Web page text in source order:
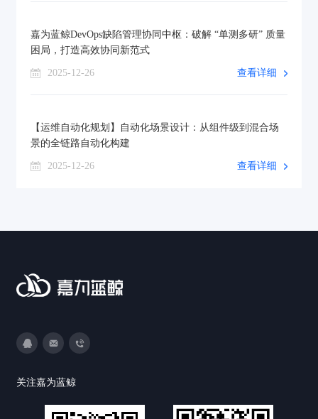
嘉为蓝鲸DevOps缺陷管理协同中枢：破解 “单测多研” 质量
困局，打造高效协同新范式
2025-12-26 查看详细
【运维自动化规划】自动化场景设计：从组件级到混合场
景的全链路自动化构建
2025-12-26 查看详细
关注嘉为蓝鲸